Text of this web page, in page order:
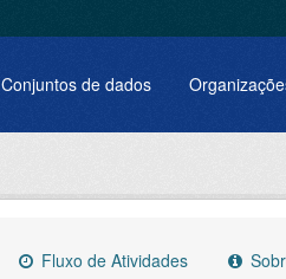
Conjuntos de dados
Fluxo de Atividades